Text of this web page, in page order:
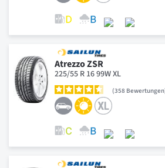
Atrezzo ZSR
225/55 R 16 99W XL
358 Bewertungen